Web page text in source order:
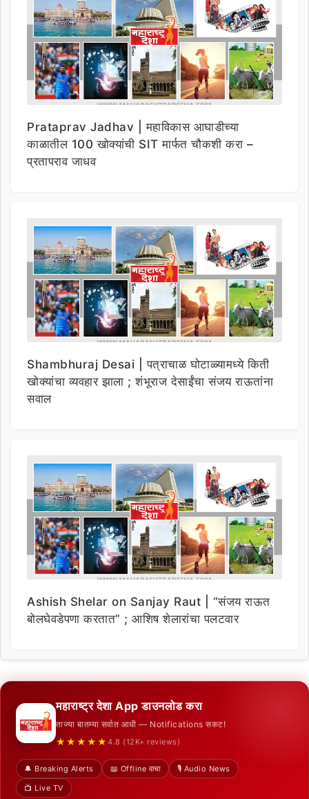
Prataprav Jadhav | महाविकास आघाडीच्या
काळातील 100 खोक्यांची SIT मार्फत चौकशी करा –
प्रतापराव जाधव
Shambhuraj Desai | पत्राचाळ घोटाळ्यामध्ये किती
खोक्यांचा व्यवहार झाला ; शंभूराज देसाईंचा संजय राऊतांना
सवाल
Ashish Shelar on Sanjay Raut | “संजय राऊत
बोलघेवडेपणा करतात” ; आशिष शेलारांचा पलटवार
महाराष्ट्र देशा App डाउनलोड करा
ताज्या बातम्या सर्वात आधी — Notifications सकट!
★★★★★ 4.8 (12K+ reviews)
🔔 Breaking Alerts 📖 Offline वाचा
🎙️ Audio News
📺 Live TV